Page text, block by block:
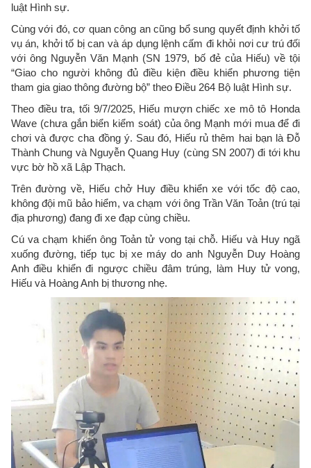
luật Hình sự.
Cùng với đó, cơ quan công an cũng bổ sung quyết định khởi tố
vụ án, khởi tố bị can và áp dụng lệnh cấm đi khỏi nơi cư trú đối
với ông Nguyễn Văn Mạnh (SN 1979, bố đẻ của Hiếu) về tội
“Giao cho người không đủ điều kiện điều khiển phương tiện
tham gia giao thông đường bộ” theo Điều 264 Bộ luật Hình sự.
Theo điều tra, tối 9/7/2025, Hiếu mượn chiếc xe mô tô Honda
Wave (chưa gắn biển kiểm soát) của ông Mạnh mới mua để đi
chơi và được cha đồng ý. Sau đó, Hiếu rủ thêm hai bạn là Đỗ
Thành Chung và Nguyễn Quang Huy (cùng SN 2007) đi tới khu
vực bờ hồ xã Lập Thạch.
Trên đường về, Hiếu chở Huy điều khiển xe với tốc độ cao,
không đội mũ bảo hiểm, va chạm với ông Trần Văn Toản (trú tại
địa phương) đang đi xe đạp cùng chiều.
Cú va chạm khiến ông Toản tử vong tại chỗ. Hiếu và Huy ngã
xuống đường, tiếp tục bị xe máy do anh Nguyễn Duy Hoàng
Anh điều khiển đi ngược chiều đâm trúng, làm Huy tử vong,
Hiếu và Hoàng Anh bị thương nhẹ.